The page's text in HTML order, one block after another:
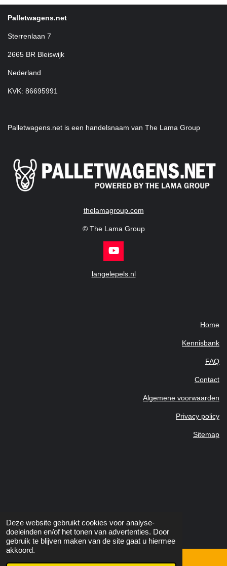
Deze website gebruikt cookies voor analyse-
doeleinden en/of het tonen van advertenties. Door
gebruik te blijven maken van de site gaat u hiermee
akkoord.
Palletwagens.net
Sterrenlaan 7
2665 BR Bleiswijk
Nederland
KVK: 86695991
Palletwagens.net is een handelsnaam van The Lama Group
thelamagroup.com
© The Lama Group
Y
o
u
langelepels.nl
Home
Kennisbank
FAQ
Contact
Algemene voorwaarden
Privacy policy
Sitemap